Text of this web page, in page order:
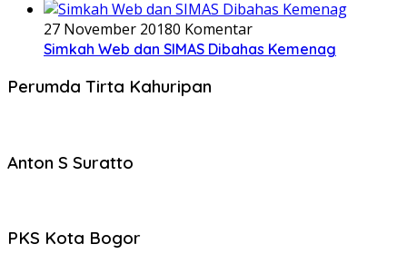
27 November 20180 Komentar
Simkah Web dan SIMAS Dibahas Kemenag
Perumda Tirta Kahuripan
Anton S Suratto
PKS Kota Bogor